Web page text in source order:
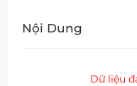
Nội Dung
Dữ liệu